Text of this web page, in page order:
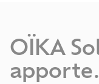
OÏKA